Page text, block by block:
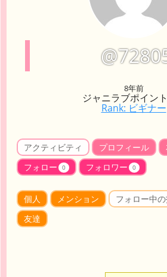
8年前
ジャニラブポイン
Rank: ビギナー
アクティビティ プロフィール
フォロー 0 フォロワー 0
個人 メンション フォロー中
友達